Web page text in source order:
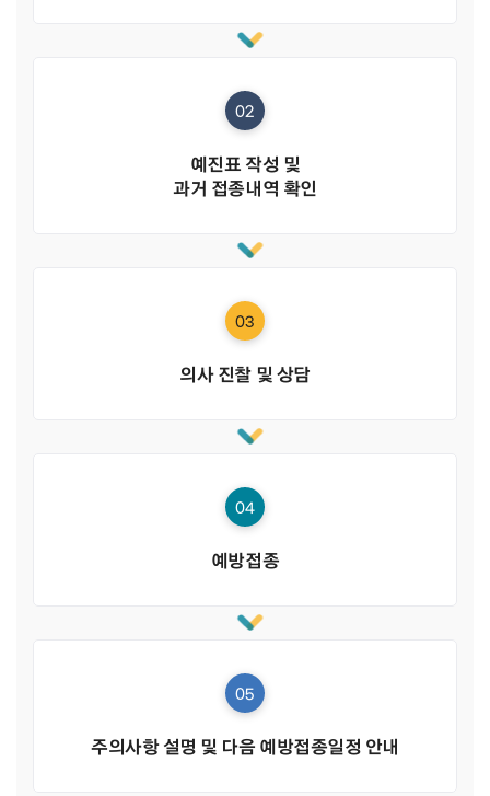
02
예진표 작성 및
과거 접종내역 확인
03
의사 진찰 및 상담
04
예방접종
05
주의사항 설명 및 다음 예방접종일정 안내